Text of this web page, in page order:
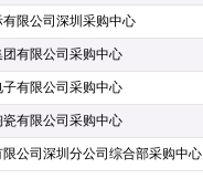
限公司深圳采购中心
团有限公司采购中心
子有限公司采购中心
瓷有限公司采购中心
公司深圳分公司综合部采购中心